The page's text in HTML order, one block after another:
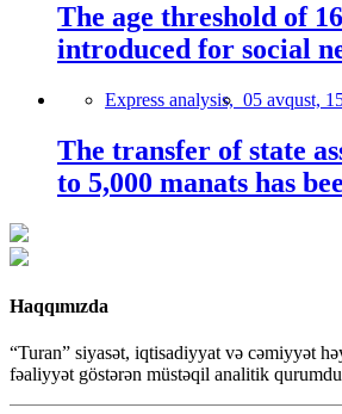
The age threshold of
introduced for social
Express analysis, 05 avqust,
The transfer of state
to 5,000 manats has
Haqqımızda
“Turan” siyasət, iqtisadiyyat və cəmiyyət
fəaliyyət göstərən müstəqil analitik